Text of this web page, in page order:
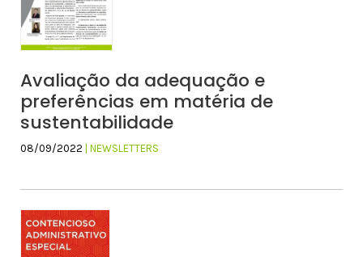
Avaliação da adequação e
preferências em matéria de
sustentabilidade
08/09/2022 | NEWSLETTERS